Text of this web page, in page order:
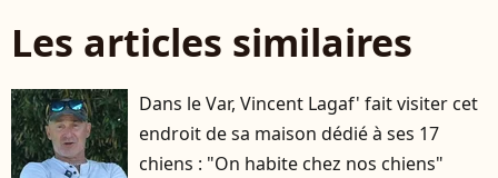
Les articles similaires
Dans le Var, Vincent Lagaf' fait visiter cet
endroit de sa maison dédié à ses 17
chiens : "On habite chez nos chiens"